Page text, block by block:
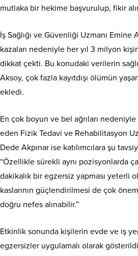
mutlaka bir hekime başvurulup, fikir
İş Sağlığı ve Güvenliği Uzmanı Emine
kazaları nedeniyle her yıl 3 milyon
dikkat çekti. Bu konudaki verilerin
Aksoy, çok fazla kayıtdışı ölümün
ekledi.
En çok boyun ve bel ağrıları
eden Fizik Tedavi ve Rehabilitasyon
Dede Akpınar ise katılımcılara şu
“Özellikle sürekli aynı pozisyonlarda
dakikalık bir egzersiz yapması yeterli
kaslarının güçlendirilmesi de çok
doğru nefes alınabilir.”
Etkinlik sonunda kişilerin evde ve iş
egzersizler uygulamalı olarak